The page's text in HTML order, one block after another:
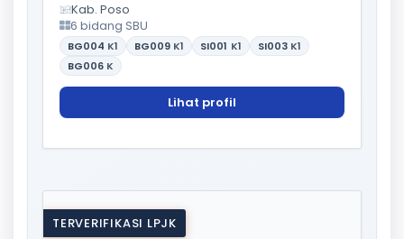
Kab. Poso
6 bidang SBU
BG004 K1 BG009 K1 SI001 K1 SI003 K1
BG006 K
Lihat profil
TERVERIFIKASI LPJK